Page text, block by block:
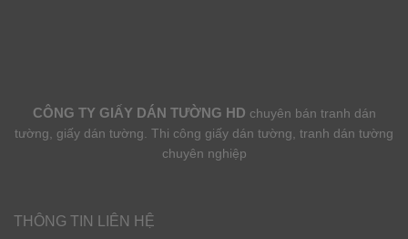
CÔNG TY GIẤY DÁN TƯỜNG HD chuyên bán tranh dán
tường, giấy dán tường. Thi công giấy dán tường, tranh dán tường
chuyên nghiệp
THÔNG TIN LIÊN HỆ